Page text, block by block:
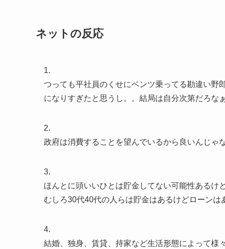
ネットの反応
1.
つっても平社員のくせにベンツ乗ってる勘違い野
になりすぎたと思うし。。結局は自分次第だろな
2.
政府は消費することを望んでいるから良いんじゃ
3.
ほんとに頭いいひとは貯金してない可能性あるけ
むしろ30代40代の人らは貯金はあるけどローンは
4.
結婚、独身、賃貸、持家など生活形態によって様